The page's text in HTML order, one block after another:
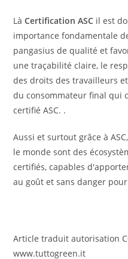
LàCertification ASC il est
importance fondamentale
pangasius de qualité et
une traçabilité claire, le
des droits des travailleurs
du consommateur final qui
certifié ASC. .
Aussi et surtout grâce à
le monde sont des
certifiés, capables
au goût et sans danger
Article traduit autorisation
www.tuttogreen.it